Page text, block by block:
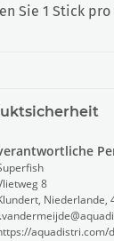
1 Stick pro
8
Niederlande,
aquadistri.com/